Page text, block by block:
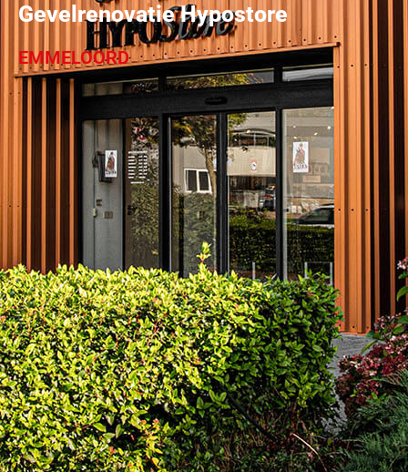
Gevelrenovatie Hypostore
EMMELOORD